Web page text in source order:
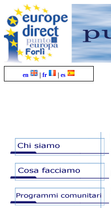
en | fr | es